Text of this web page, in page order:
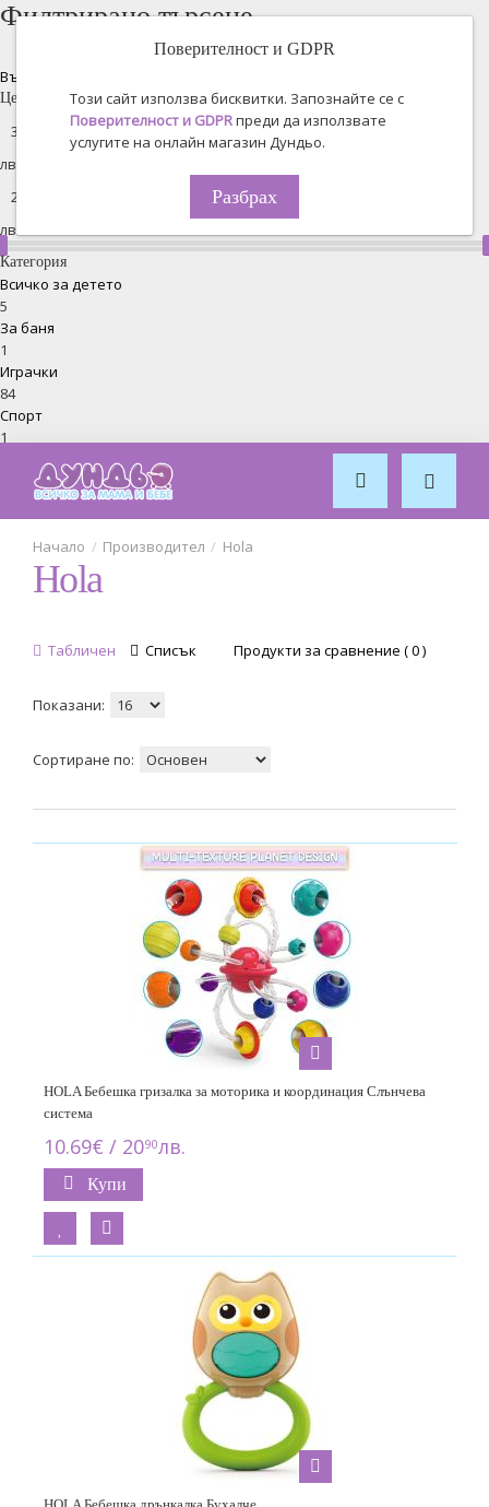
Филтрирано търсене
Възстановяване на всички
Цена
лв. -
лв.
Категория
Всичко за детето
5
За баня
1
Играчки
84
Спорт
1
Обзавеждане за стая
Поверителност и GDPR
Този сайт използва бисквитки. Запознайте се с
Поверителност и GDPRпреди да използвате
услугите на онлайн магазин Дундьо.
Разбрах
Производител Hola
Hola
Табличен Списък Продукти за сравнение ( 0 )
Показани:
Сортиране по:
HOLA Бебешка гризалка за моторика и координация Слънчева
система
10.69€ / 2090лв.
Купи